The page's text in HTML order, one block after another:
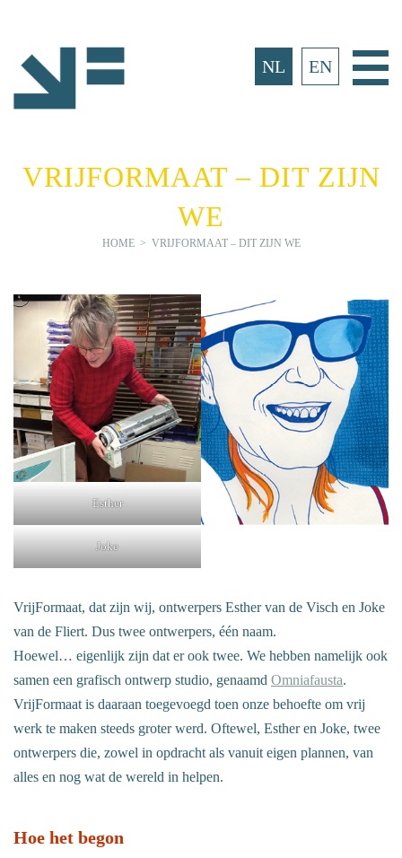
inhoud
NL EN
VRIJFORMAAT – DIT ZIJN
WE
HOME > VRIJFORMAAT – DIT ZIJN WE
Esther
Joke
VrijFormaat, dat zijn wij, ontwerpers Esther van de Visch en Joke
van de Fliert. Dus twee ontwerpers, één naam.
Hoewel… eigenlijk zijn dat er ook twee. We hebben namelijk ook
samen een grafisch ontwerp studio, genaamd Omniafausta.
VrijFormaat is daaraan toegevoegd toen onze behoefte om vrij
werk te maken steeds groter werd. Oftewel, Esther en Joke, twee
ontwerpers die, zowel in opdracht als vanuit eigen plannen, van
alles en nog wat de wereld in helpen.
Hoe het begon